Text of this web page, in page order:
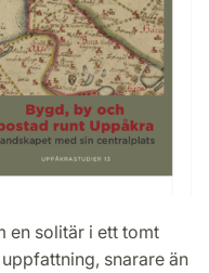
en solitär i ett tomt
snarare än